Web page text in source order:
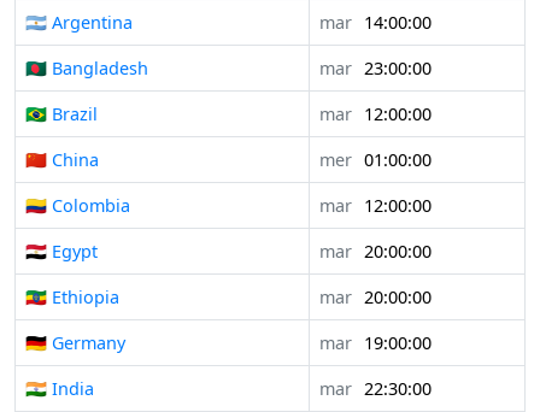
🇦🇷 Argentina
mar 14:00:00
🇧🇩 Bangladesh
mar 23:00:00
🇧🇷 Brazil
mar 12:00:00
🇨🇳 China
mer 01:00:00
🇨🇴 Colombia
mar 12:00:00
🇪🇬 Egypt
mar 20:00:00
🇪🇹 Ethiopia
mar 20:00:00
🇩🇪 Germany
mar 19:00:00
🇮🇳 India
mar 22:30:00